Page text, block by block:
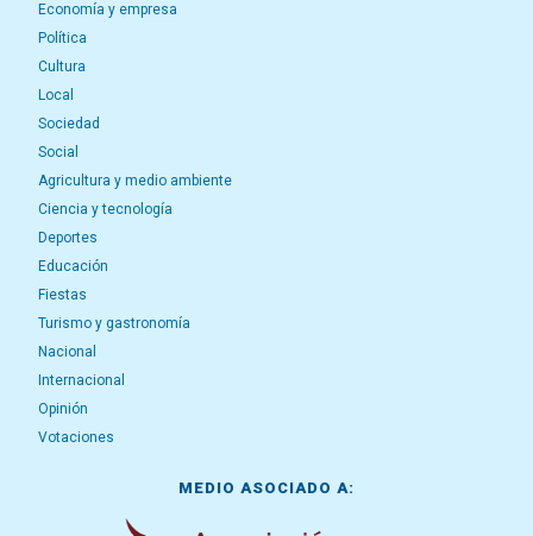
Economía y empresa
Política
Cultura
Local
Sociedad
Social
Agricultura y medio ambiente
Ciencia y tecnología
Deportes
Educación
Fiestas
Turismo y gastronomía
Nacional
Internacional
Opinión
Votaciones
MEDIO ASOCIADO A: